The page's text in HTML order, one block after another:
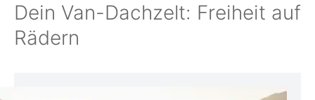
Dein Van-Dachzelt: Freiheit auf
Rädern